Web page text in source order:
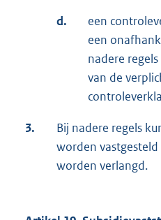
d.
een
een
nadere
van de
3.
Bij nadere regels
worden
worden verlangd.